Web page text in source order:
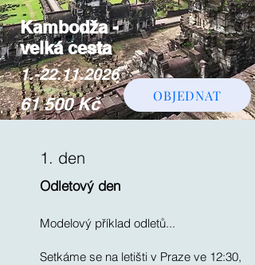
Kambodža -
velká cesta
1.-22.11.2026
61 500 Kč OBJEDNAT
1. den
Odletový den
Modelový příklad odletů...
Setkáme se na letišti v Praze ve 12:30,